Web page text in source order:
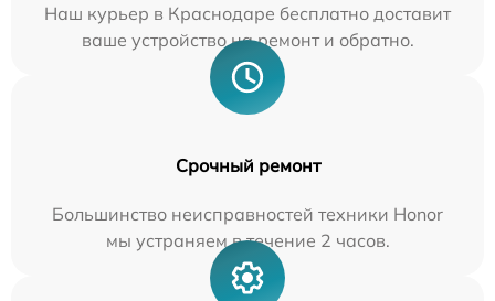
Наш курьер в Краснодаре бесплатно доставит
ваше устройство на ремонт и обратно.
Срочный ремонт
Большинство неисправностей техники Honor
мы устраняем в течение 2 часов.